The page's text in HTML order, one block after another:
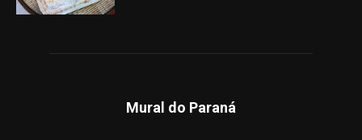
Mural do Paraná